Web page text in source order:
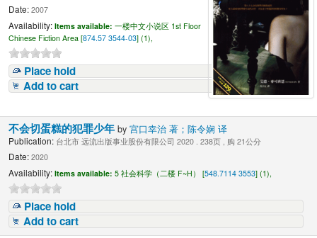
Date: 2007
Availability: Items available: 一楼中文小说区 1st Floor
Chinese Fiction Area [874.57 3544-03] (1),
Place hold
Add to cart
不会切蛋糕的犯罪少年by宫口幸治 著；陈令娴 译
Publication: 台北市 远流出版事业股份有限公司 2020 . 238页 , 购 21公分
Date: 2020
Availability: Items available: 5 社会科学（二楼 F~H） [548.7114 3553] (1),
Place hold
Add to cart